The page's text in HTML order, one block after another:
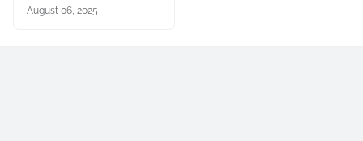
August 06, 2025